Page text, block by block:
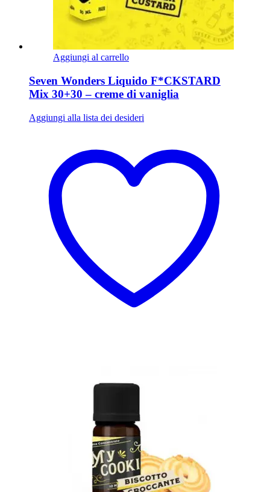
Aggiungi al carrello
Seven Wonders Liquido F*CKSTARD
Mix 30+30 – creme di vaniglia
Aggiungi alla lista dei desideri